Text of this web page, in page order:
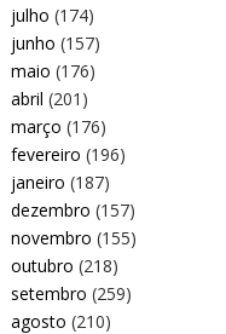
julho (174)
junho (157)
maio (176)
abril (201)
março (176)
fevereiro (196)
janeiro (187)
dezembro (157)
novembro (155)
outubro (218)
setembro (259)
agosto (210)